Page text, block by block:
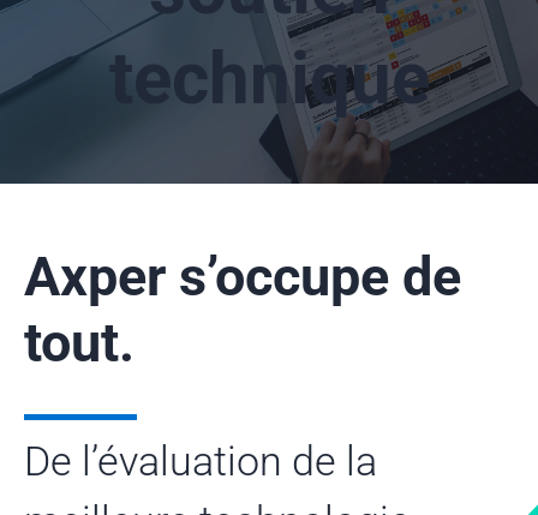
Services : installation, gestion et soutien technique
Entreprise
À propos
Études de cas
technique
Axper s’occupe de
tout.
De l’évaluation de la